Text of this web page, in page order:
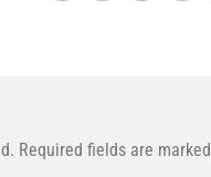
Required fields are marked